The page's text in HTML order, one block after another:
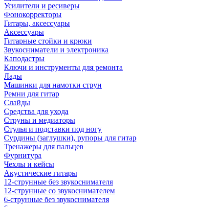
Усилители и ресиверы
Фонокорректоры
Гитары, аксессуары
Аксессуары
Гитарные стойки и крюки
Звукосниматели и электроника
Каподастры
Ключи и инструменты для ремонта
Лады
Машинки для намотки струн
Ремни для гитар
Слайды
Средства для ухода
Струны и медиаторы
Стулья и подставки под ногу
Сурдины (заглушки), рупоры для гитар
Тренажеры для пальцев
Фурнитура
Чехлы и кейсы
Акустические гитары
12-струнные без звукоснимателя
12-струнные со звукоснимателем
6-струнные без звукоснимателя